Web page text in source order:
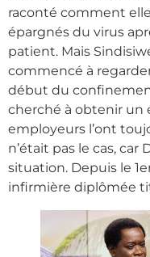
raconté comment
épargnés du virus
patient. Mais
commencé à
début du
cherché à obtenir un
employeurs l’ont
n’était pas le cas,
situation. Depuis le
infirmière diplômée